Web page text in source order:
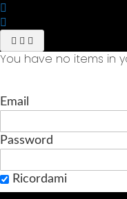
You have no items in
Email
Password
Ricordami